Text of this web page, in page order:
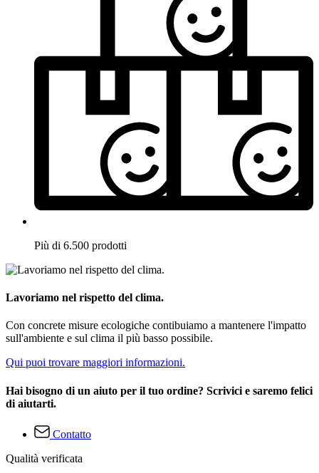
Più di 6.500 prodotti
Lavoriamo nel rispetto del clima.
Con concrete misure ecologiche contibuiamo a mantenere l'impatto
sull'ambiente e sul clima il più basso possibile.
Qui puoi trovare maggiori informazioni.
Hai bisogno di un aiuto per il tuo ordine? Scrivici e saremo felici
di aiutarti.
Contatto
Qualità verificata